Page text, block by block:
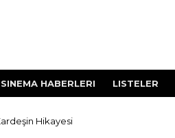
SINEMA HABERLERI LISTELER
Hikayesi